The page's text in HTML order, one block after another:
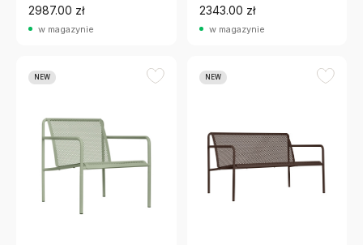
2987.00 zł
w magazynie
2343.00 zł
w magazynie
NEW NEW